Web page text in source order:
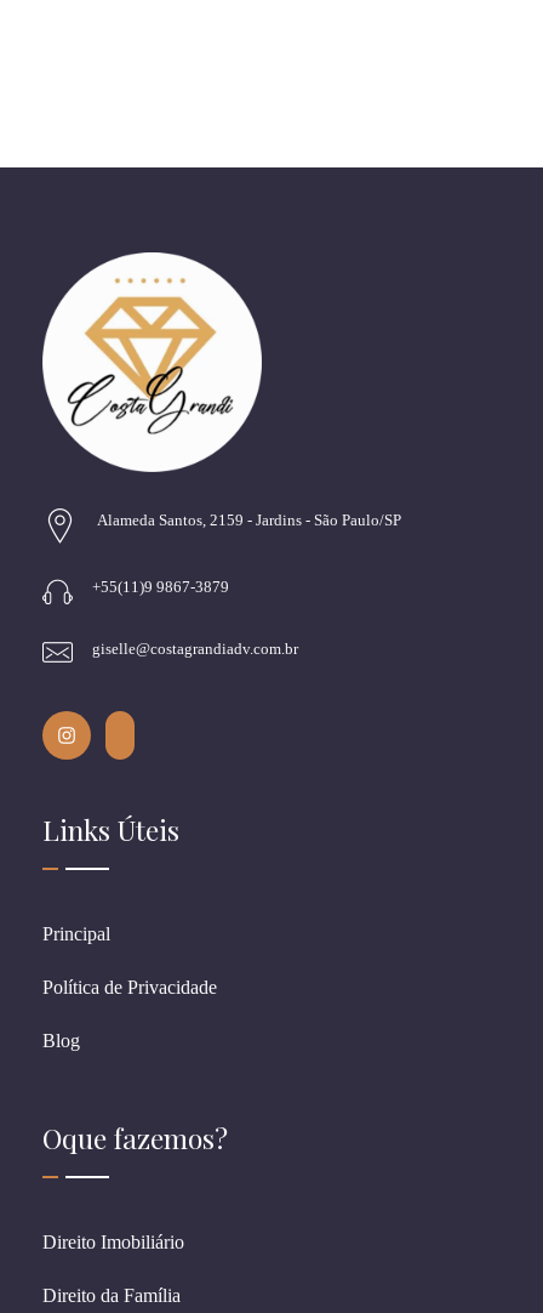
Alameda Santos, 2159 - Jardins - São Paulo/SP
+55(11)9 9867-3879
giselle@costagrandiadv.com.br
Links Úteis
Principal
Política de Privacidade
Blog
Oque fazemos?
Direito Imobiliário
Direito da Família